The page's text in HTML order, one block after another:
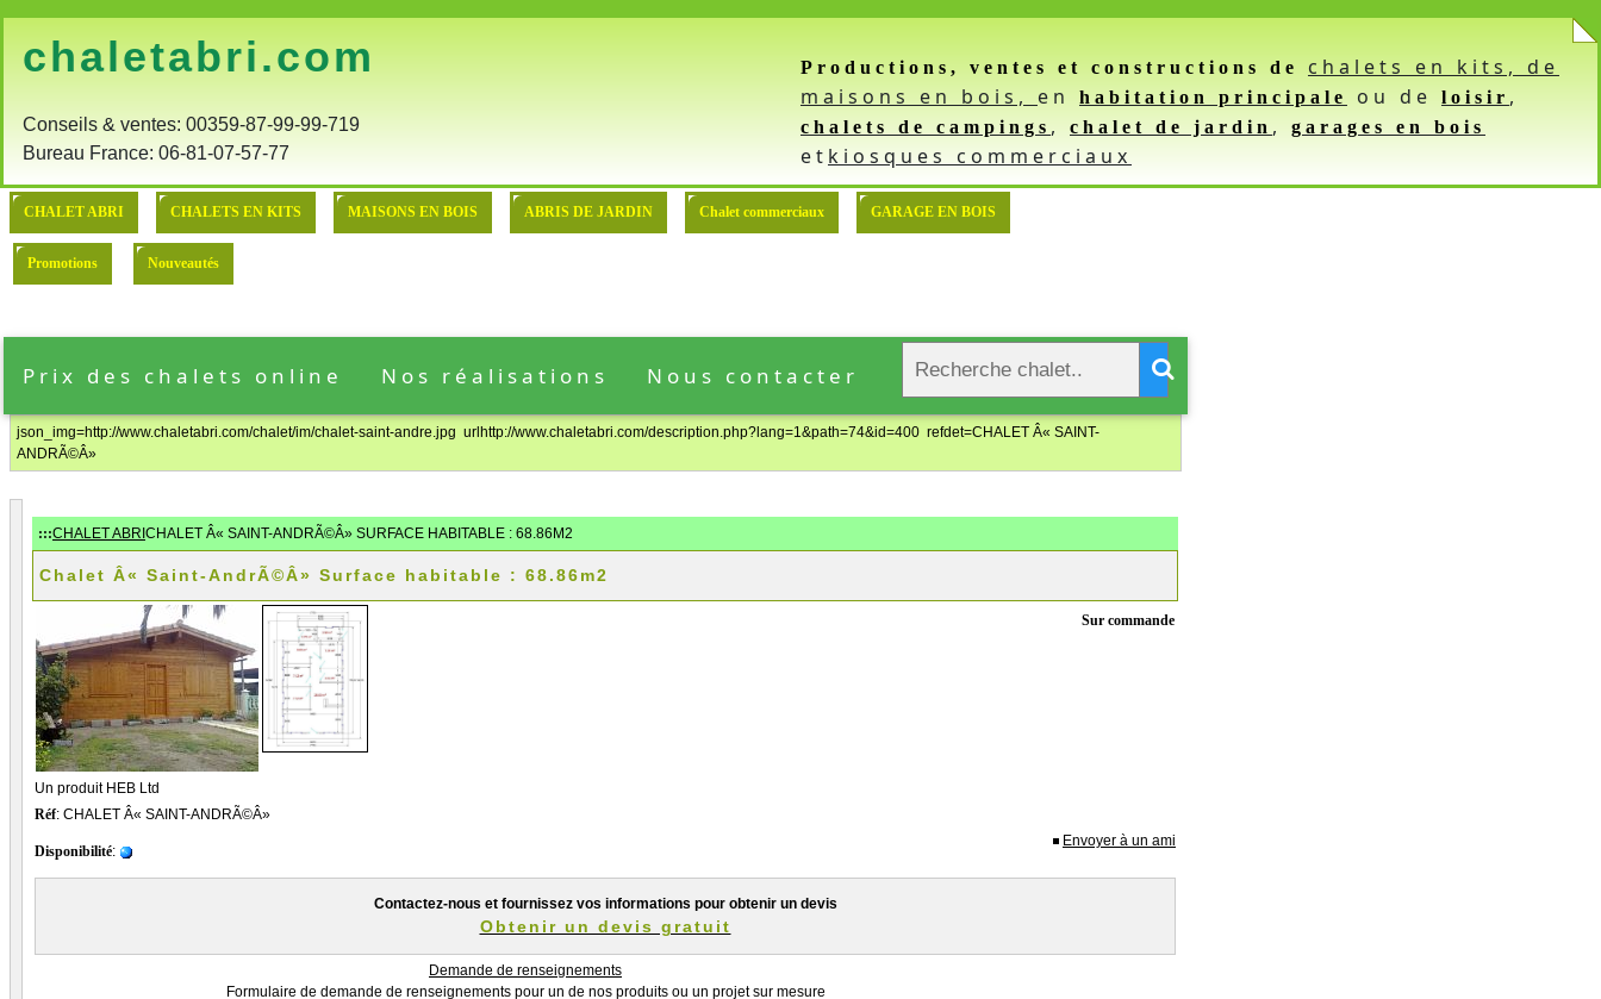
chaletabri.com
Conseils & ventes: 00359-87-99-99-719
Bureau France: 06-81-07-57-77
Productions, ventes et constructions de chalets en kits, de
maisons en bois, en habitation principale ou de loisir ,
chalets de campings , chalet de jardin , garages en bois
et kiosques commerciaux
CHALET ABRI CHALETS EN KITS MAISONS EN BOIS ABRIS DE JARDIN Chalet commerciaux GARAGE EN BOIS
Promotions Nouveautés
Prix des chalets online Nos réalisations Nous contacter
json_img=http://www.chaletabri.com/chalet/im/chalet-saint-andre.jpg urlhttp://www.chaletabri.com/description.php?lang=1&path=74&id=400 refdet=CHALET Â« SAINT-
ANDRÃ©Â»
:::CHALET ABRI CHALET Â« SAINT-ANDRÃ©Â» SURFACE HABITABLE : 68.86M2
Chalet Â« Saint-AndrÃ©Â» Surface habitable : 68.86m2
Sur commande
Un produit HEB Ltd
Réf: CHALET Â« SAINT-ANDRÃ©Â»
Disponibilité:
Envoyer à un ami
Contactez-nous et fournissez vos informations pour obtenir un devis
Obtenir un devis gratuit
:: Demande devis pour l'achat X
Entreprise
Demande de renseignements
Formulaire de demande de renseignements pour un de nos produits ou un projet sur mesure